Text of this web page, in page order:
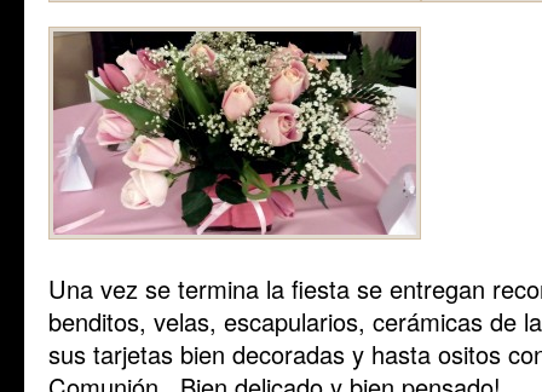
Una vez se termina la fiesta se entregan
benditos, velas, escapularios, cerámicas de
sus tarjetas bien decoradas y hasta ositos